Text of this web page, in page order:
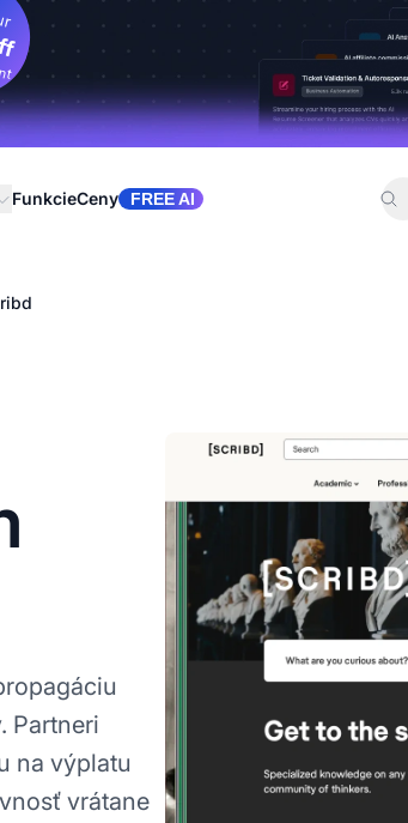
FunkcieCeny FREE AI
Partneri
na výplatu
vrátane